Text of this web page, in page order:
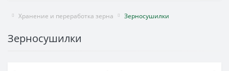
Хранение и переработка зерна Зерносушилки
Зерносушилки